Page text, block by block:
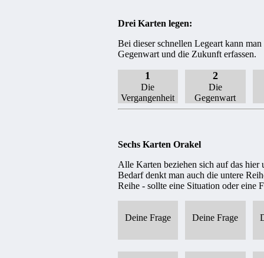
Drei Karten legen:
Bei dieser schnellen Legeart kann
Gegenwart und die Zukunft erfassen.
1 2
Die
Vergangenheit
Die
Gegenwart
Sechs Karten Orakel
Alle Karten beziehen sich auf das
Bedarf denkt man auch die untere
Reihe - sollte eine Situation oder eine
Deine Frage Deine Frage